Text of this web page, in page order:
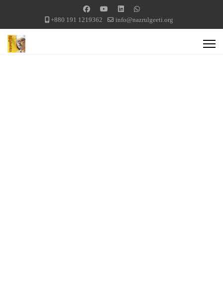
+880 191 1219362 info@nazrulgeeti.org